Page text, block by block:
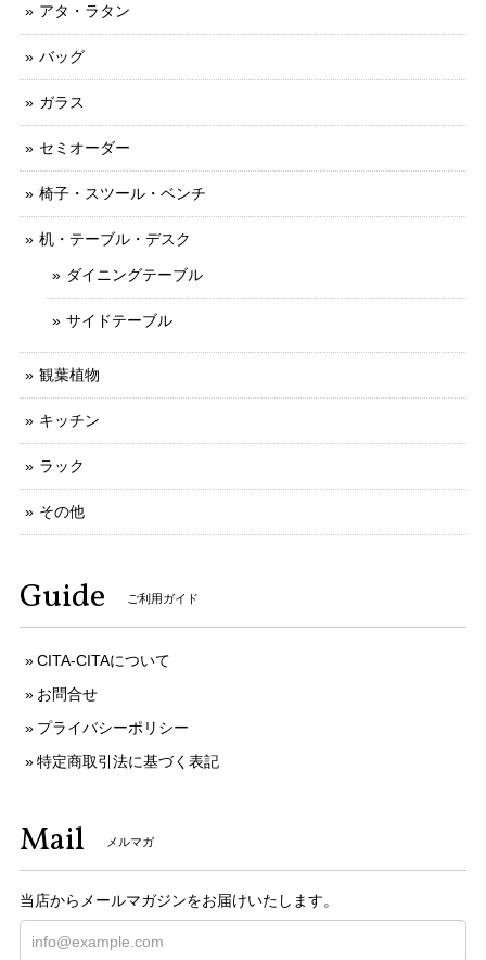
アタ・ラタン
バッグ
ガラス
セミオーダー
椅子・スツール・ベンチ
机・テーブル・デスク
ダイニングテーブル
サイドテーブル
観葉植物
キッチン
ラック
その他
Guide ご利用ガイド
CITA-CITAについて
お問合せ
プライバシーポリシー
特定商取引法に基づく表記
Mail メルマガ
当店からメールマガジンをお届けいたします。